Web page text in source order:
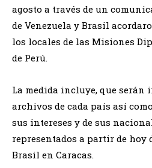
agosto a través de un
de Venezuela y Brasil
los locales de las Misiones
de Perú.
La medida incluye, que serán
archivos de cada país así
sus intereses y de sus
representados a partir de hoy
Brasil en Caracas.